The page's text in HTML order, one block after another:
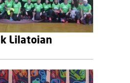
Lilatoian